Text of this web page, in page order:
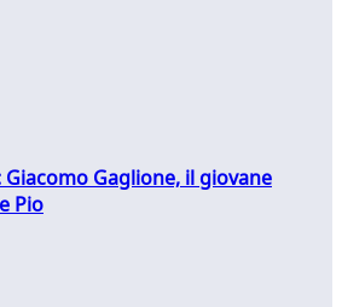
Gaglione, il giovane
Pio